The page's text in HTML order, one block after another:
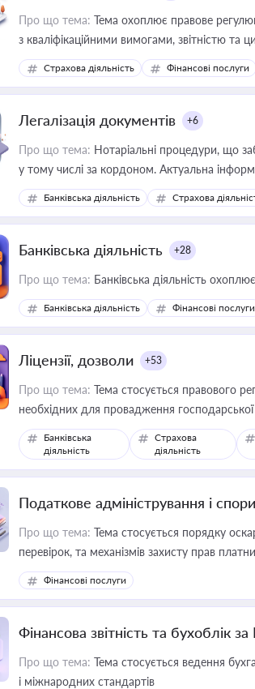
Про що тема: Тема охоплює правове
з кваліфікаційними вимогами, звітністю та
медійних змін у цій сфері корисне для
приватизації, оренди державного майна,
Страхова діяльність Фінансові послуги
Легалізація документів +6
Про що тема: Нотаріальні процедури, що
у тому числі за кордоном. Актуальна
ризиків недійсності та забезпечувати їх
Банківська діяльність Страхова
Банківська діяльність +28
Про що тема: Банківська діяльність
Банківська діяльність Фінансові послуги
Ліцензії, дозволи +53
Про що тема: Тема стосується правового
необхідних для провадження господарської
Банківська
діяльність
Страхова
діяльність
Податкове адміністрування і
Про що тема: Тема стосується порядку
перевірок, та механізмів захисту прав
Фінансові послуги
Фінансова звітність та бухоблік
Про що тема: Тема стосується ведення
і міжнародних стандартів